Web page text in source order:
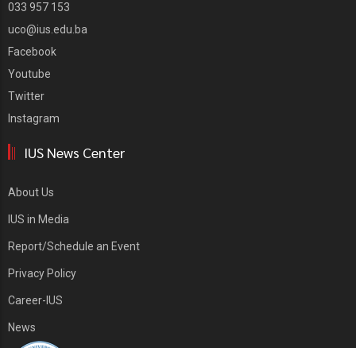
033 957 153
uco@ius.edu.ba
Facebook
Youtube
Twitter
Instagram
IUS News Center
About Us
IUS in Media
Report/Schedule an Event
Privacy Policy
Career-IUS
News